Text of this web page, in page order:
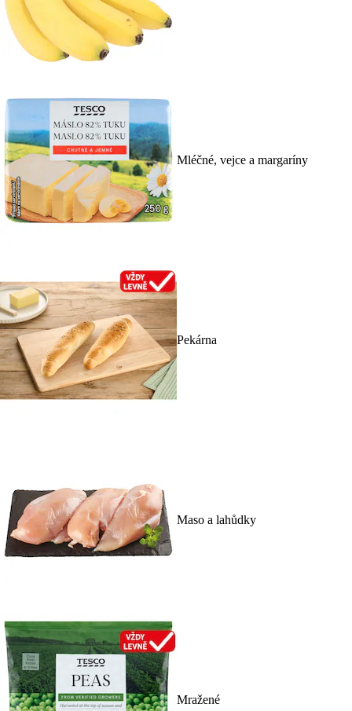
Mléčné, vejce a margaríny
Pekárna
Maso a lahůdky
Mražené